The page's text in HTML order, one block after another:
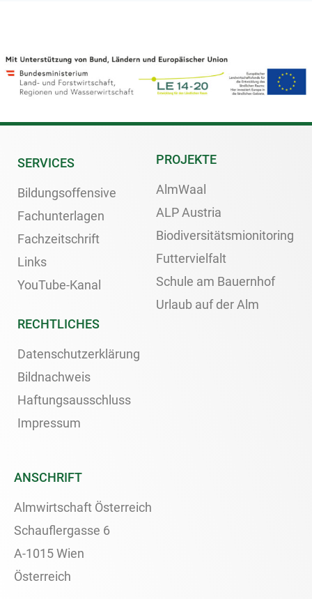
SERVICES
Bildungsoffensive
Fachunterlagen
Fachzeitschrift
Links
YouTube-Kanal
PROJEKTE
AlmWaal
ALP Austria
Biodiversitätsmionitoring
Futtervielfalt
Schule am Bauernhof
Urlaub auf der Alm
RECHTLICHES
Datenschutzerklärung
Bildnachweis
Haftungsausschluss
Impressum
ANSCHRIFT
Almwirtschaft Österreich
Schauflergasse 6
A-1015 Wien
Österreich